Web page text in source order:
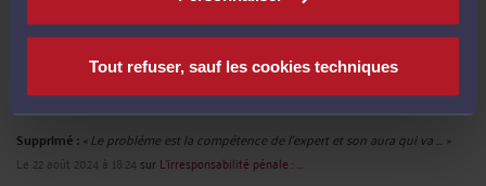
Tout refuser, sauf les cookies techniques
Le 25 nov. 2025 à 17:52surL'irresponsabilité pénale : ...
Mme Yue HOU :
« Bonjour, mon employeur m'a fait une demande d'autorisation
Le 18 juil. 2025 à 20:15surRefus d’autorisation de travail ...
Supprimé :« Le problème est la compétence de l'expert et son aura qui va ... »
Le 22 août 2024 à 18:24 sur L'irresponsabilité pénale : ...